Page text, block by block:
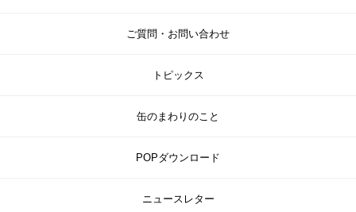
ご質問・お問い合わせ
トピックス
缶のまわりのこと
POPダウンロード
ニュースレター